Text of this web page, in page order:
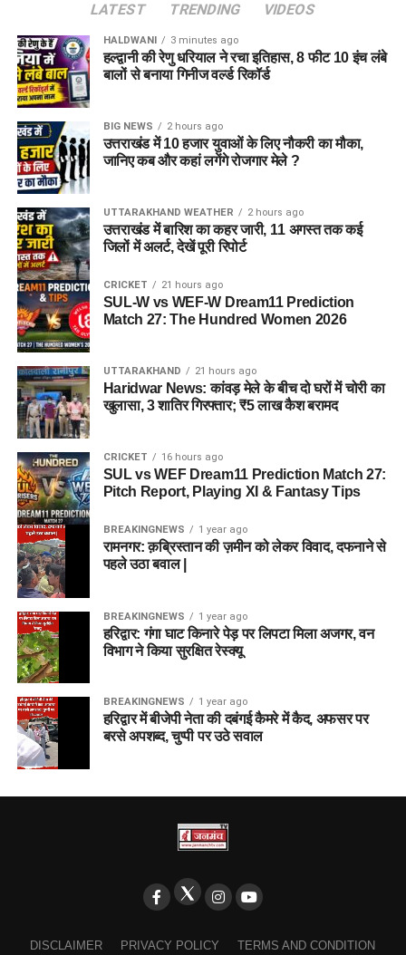
LATEST TRENDING VIDEOS
HALDWANI 3 minutes ago
हल्द्वानी की रेणु धरियाल ने रचा इतिहास, 8 फीट 10 इंच लंबे
बालों से बनाया गिनीज वर्ल्ड रिकॉर्ड
BIG NEWS 2 hours ago
उत्तराखंड में 10 हजार युवाओं के लिए नौकरी का मौका,
जानिए कब और कहां लगेंगे रोजगार मेले ?
UTTARAKHAND WEATHER 2 hours ago
उत्तराखंड में बारिश का कहर जारी, 11 अगस्त तक कई
जिलों में अलर्ट, देखें पूरी रिपोर्ट
CRICKET 21 hours ago
SUL-W vs WEF-W Dream11 Prediction
Match 27: The Hundred Women 2026
UTTARAKHAND 21 hours ago
Haridwar News: कांवड़ मेले के बीच दो घरों में चोरी का
खुलासा, 3 शातिर गिरफ्तार; ₹5 लाख कैश बरामद
CRICKET 16 hours ago
SUL vs WEF Dream11 Prediction Match 27:
Pitch Report, Playing XI & Fantasy Tips
BREAKINGNEWS 1 year ago
रामनगर: क़ब्रिस्तान की ज़मीन को लेकर विवाद, दफनाने से
पहले उठा बवाल |
BREAKINGNEWS 1 year ago
हरिद्वार: गंगा घाट किनारे पेड़ पर लिपटा मिला अजगर, वन
विभाग ने किया सुरक्षित रेस्क्यू
BREAKINGNEWS 1 year ago
हरिद्वार में बीजेपी नेता की दबंगई कैमरे में कैद, अफसर पर
बरसे अपशब्द, चुप्पी पर उठे सवाल
DISCLAIMER PRIVACY POLICY TERMS AND CONDITION